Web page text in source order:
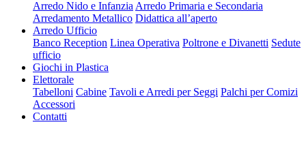
Arredo Nido e Infanzia Arredo Primaria e Secondaria
Arredamento Metallico Didattica all’aperto
Arredo Ufficio
Banco Reception Linea Operativa Poltrone e Divanetti Sedute
ufficio
Giochi in Plastica
Elettorale
Tabelloni Cabine Tavoli e Arredi per Seggi Palchi per Comizi
Accessori
Contatti